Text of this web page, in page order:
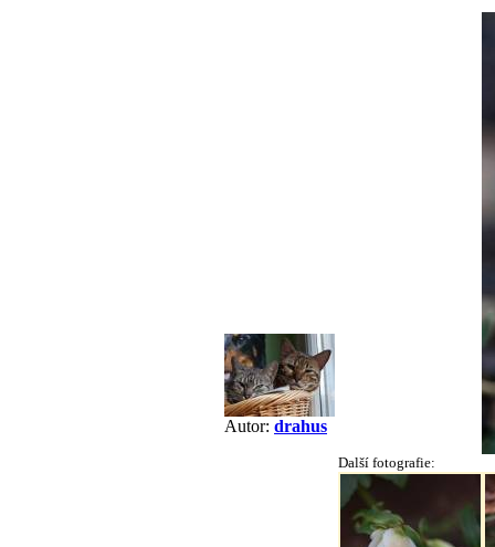
Autor: drahus
Další fotografie: